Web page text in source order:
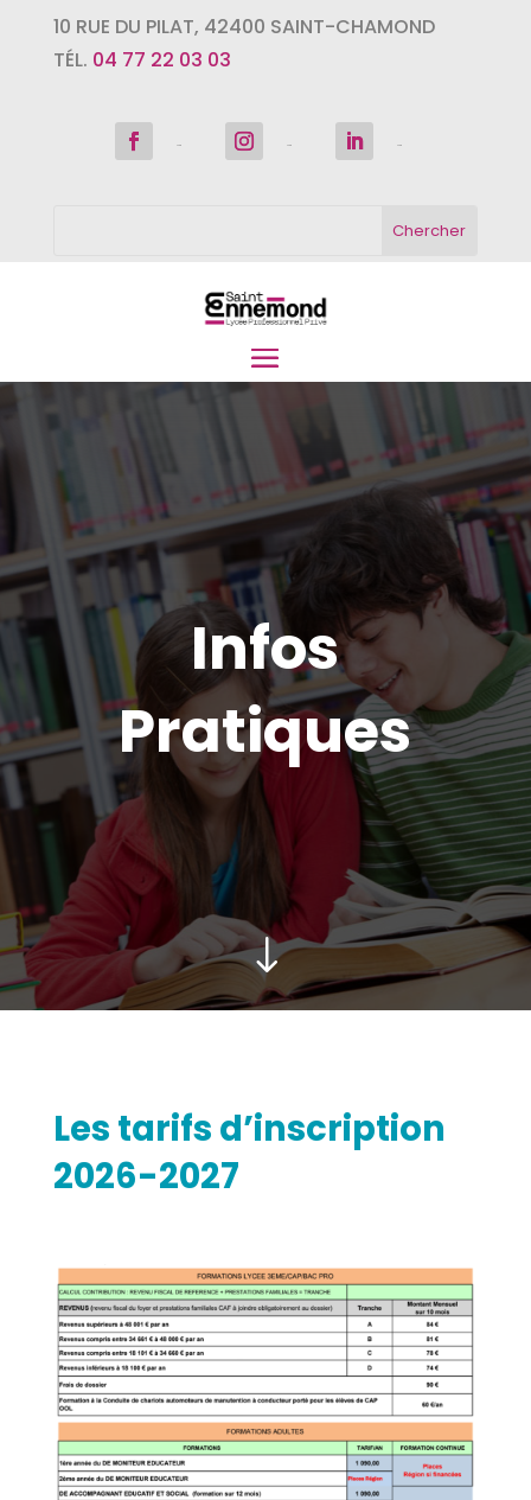
10 RUE DU PILAT, 42400 SAINT-CHAMOND
TÉL. 04 77 22 03 03
Infos
Pratiques
"
Les tarifs d’inscription
2026-2027